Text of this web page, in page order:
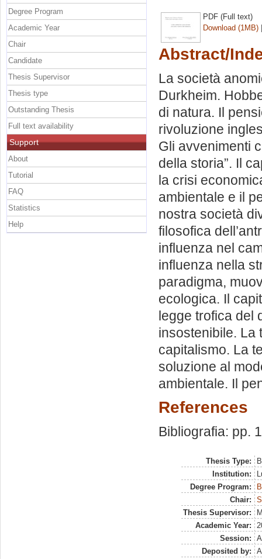
PDF (Full text)
Download (1MB)
Abstract/
La società
Durkheim.
di natura. Il
rivoluzione
Gli avvenimenti
della storia”. Il
la crisi
ambientale e il
nostra società
filosofica
influenza nel
influenza nella
paradigma,
ecologica. Il
legge trofica del
insostenibile. La
capitalismo. La
soluzione al
ambientale. Il
References
Bibliografia: pp.
Thesis Type:
Institution:
Degree Program:
Chair:
Thesis Supervisor:
Academic Year:
Session:
Deposited by:
Degree Program
Academic Year
Chair
Candidate
Thesis Supervisor
Thesis type
Outstanding Thesis
Full text availability
Support
About
Tutorial
FAQ
Statistics
Help